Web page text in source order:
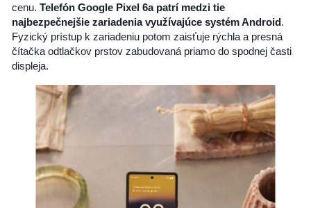
cenu. Telefón Google Pixel 6a patrí medzi tie
najbezpečnejšie zariadenia využívajúce systém Android.
Fyzický prístup k zariadeniu potom zaisťuje rýchla a presná
čítačka odtlačkov prstov zabudovaná priamo do spodnej časti
displeja.